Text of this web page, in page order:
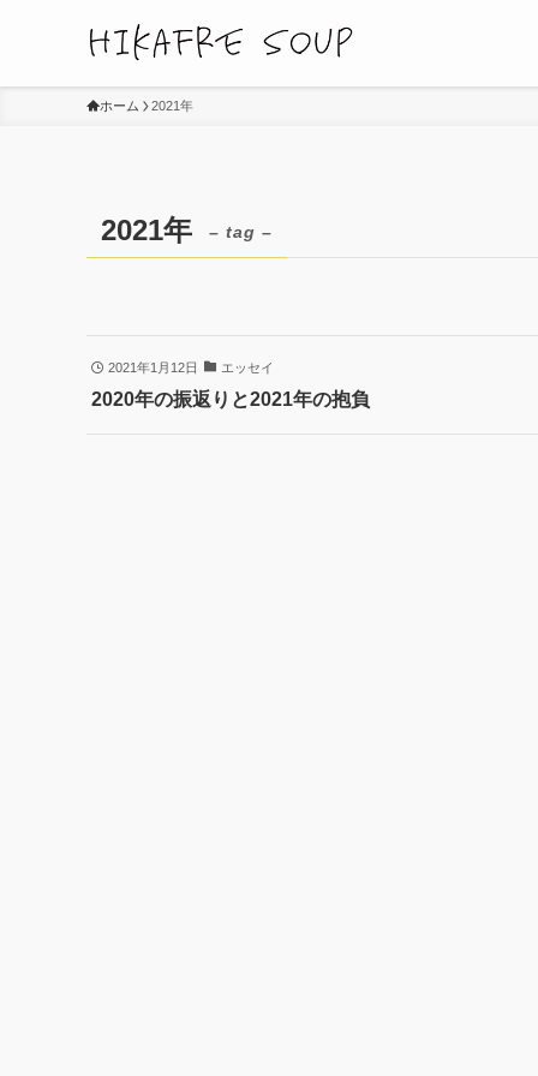
ホーム 2021年
2021年 – tag –
2021年1月12日 エッセイ
2020年の振返りと2021年の抱負